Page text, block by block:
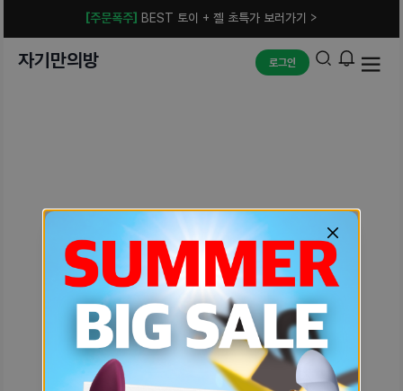
[주문폭주] BEST 토이 + 젤 초특가 보러가기 >
자기만의방 로그인
예상치 못한 에러입니다.